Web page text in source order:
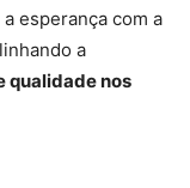
esperança com a
a
qualidade nos